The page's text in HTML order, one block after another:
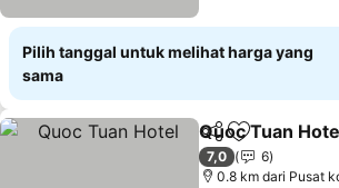
Pilih tanggal untuk melihat harga yang
sama
BagikanTambahkan
Quoc Tuan
7,0
6
0.8 km dari Pusat